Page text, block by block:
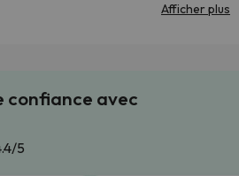
Afficher plus
confiance avec
5